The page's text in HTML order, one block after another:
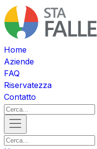
Home
Aziende
FAQ
Riservatezza
Contatto